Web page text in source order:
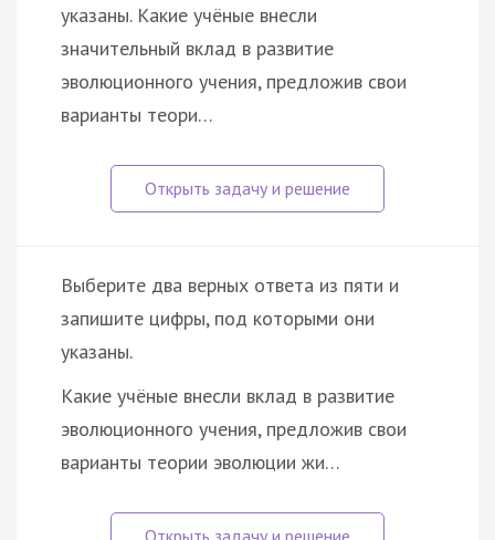
указаны. Какие учёные внесли
значительный вклад в развитие
эволюционного учения, предложив свои
варианты теори…
Выберите два верных ответа из пяти и
запишите цифры, под которыми они
указаны.
Какие учёные внесли вклад в развитие
эволюционного учения, предложив свои
варианты теории эволюции жи…